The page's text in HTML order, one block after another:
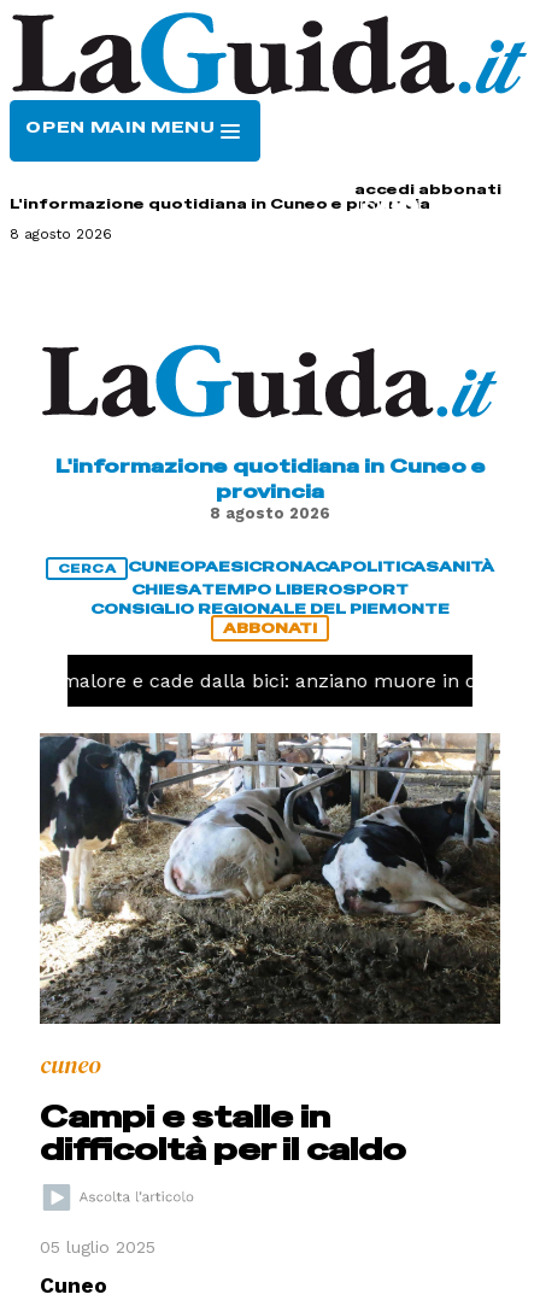
OPEN MAIN MENU
accedi abbonati
L'informazione quotidiana in Cuneo e provincia
8 agosto 2026
L'informazione quotidiana in Cuneo e
provincia
8 agosto 2026
CERCA CUNEOPAESICRONACAPOLITICASANITÀ
CHIESATEMPO LIBEROSPORT
CONSIGLIO REGIONALE DEL PIEMONTE
ABBONATI
un malore e cade dalla bici: anziano muore in corso
cuneo
Campi e stalle in
difficoltà per il caldo
05 luglio 2025
Cuneo